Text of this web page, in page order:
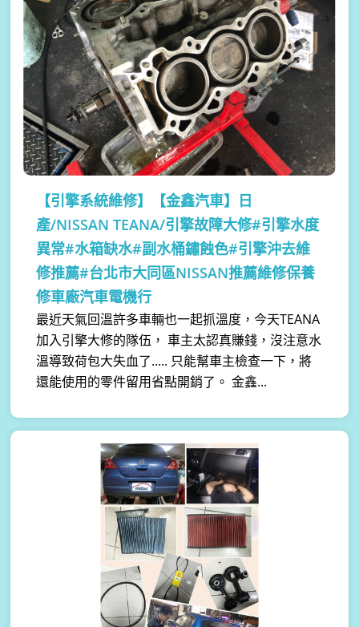
【引擎系統維修】
【金鑫汽車】日
產/NISSAN TEANA/引擎故障大修#引擎水度
異常#水箱缺水#副水桶鏽蝕色#引擎沖去維
修推薦#台北市大同區NISSAN推薦維修保養
修車廠汽車電機行
最近天氣回溫許多車輛也一起抓溫度，今天TEANA
加入引擎大修的隊伍， 車主太認真賺錢，沒注意水
溫導致荷包大失血了..... 只能幫車主檢查一下，將
還能使用的零件留用省點開銷了。 金鑫...